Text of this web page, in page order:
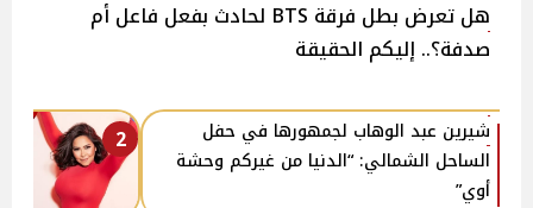
هل تعرض بطل فرقة BTS لحادث بفعل فاعل أم
صدفة؟.. إليكم الحقيقة
2
شيرين عبد الوهاب لجمهورها في حفل
الساحل الشمالي: “الدنيا من غيركم وحشة
أوي”